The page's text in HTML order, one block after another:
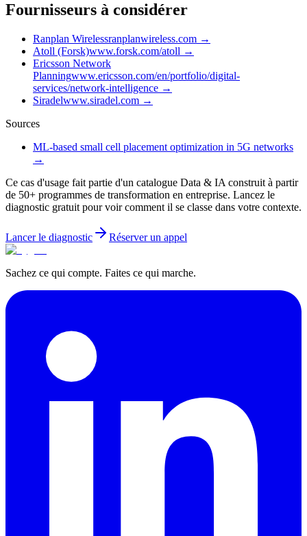
Fournisseurs à considérer
Ranplan Wirelessranplanwireless.com →
Atoll (Forsk)www.forsk.com/atoll →
Ericsson Network
Planningwww.ericsson.com/en/portfolio/digital-
services/network-intelligence →
Siradelwww.siradel.com →
Sources
ML-based small cell placement optimization in 5G networks
→
Ce cas d'usage fait partie d'un catalogue Data & IA construit à partir
de 50+ programmes de transformation en entreprise. Lancez le
diagnostic gratuit pour voir comment il se classe dans votre contexte.
Lancer le diagnostic Réserver un appel
Sachez ce qui compte. Faites ce qui marche.